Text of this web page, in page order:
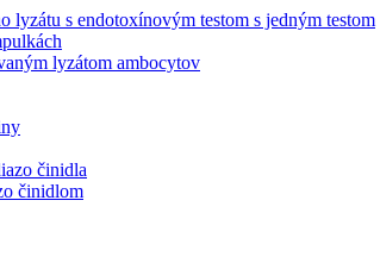
lyzátu s endotoxínovým testom s jedným testom
lyzátom ambocytov
činidla
činidlom